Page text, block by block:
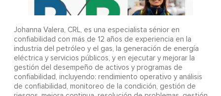
Johanna Valera, CRL, es una especialista sénior en
confiabilidad con más de 12 años de experiencia en la
industria del petróleo y el gas, la generación de energía
eléctrica y servicios públicos, y en ejecutar y mejorar la
gestión del desempeño de activos y programas de
confiabilidad, incluyendo: rendimiento operativo y análisis
de confiabilidad, monitoreo de la condición, gestión de